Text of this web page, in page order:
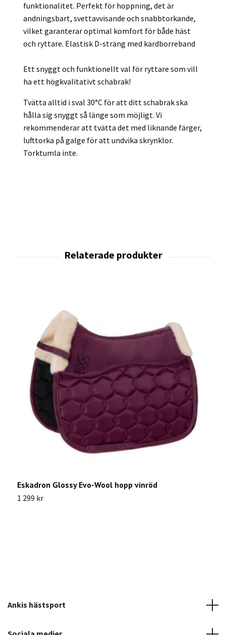
funktionalitet. Perfekt för hoppning, det är
andningsbart, svettavvisande och snabbtorkande,
vilket garanterar optimal komfort för både häst
och ryttare. Elastisk D-sträng med kardborreband
Ett snyggt och funktionellt val för ryttare som vill
ha ett högkvalitativt schabrak!
Tvätta alltid i sval 30°C för att ditt schabrak ska
hålla sig snyggt så länge som möjligt. Vi
rekommenderar att tvätta det med liknande färger,
lufttorka på galge för att undvika skrynklor.
Torktumla inte.
Eskadron Glossy Evo-Wool hopp vinröd
1 299 kr
Ankis hästsport